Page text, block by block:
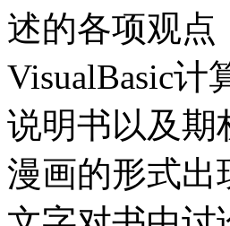
述的各项观点
VisualBasic
说明书以及期
漫画的形式出